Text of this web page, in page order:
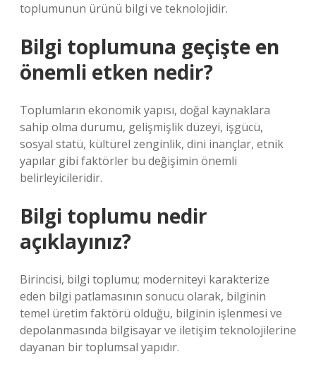
toplumunun ürünü bilgi ve teknolojidir.
Bilgi toplumuna geçişte en
önemli etken nedir?
Toplumların ekonomik yapısı, doğal kaynaklara
sahip olma durumu, gelişmişlik düzeyi, işgücü,
sosyal statü, kültürel zenginlik, dini inançlar, etnik
yapılar gibi faktörler bu değişimin önemli
belirleyicileridir.
Bilgi toplumu nedir
açıklayınız?
Birincisi, bilgi toplumu; moderniteyi karakterize
eden bilgi patlamasının sonucu olarak, bilginin
temel üretim faktörü olduğu, bilginin işlenmesi ve
depolanmasında bilgisayar ve iletişim teknolojilerine
dayanan bir toplumsal yapıdır.